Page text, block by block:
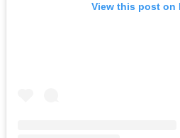
View this post on